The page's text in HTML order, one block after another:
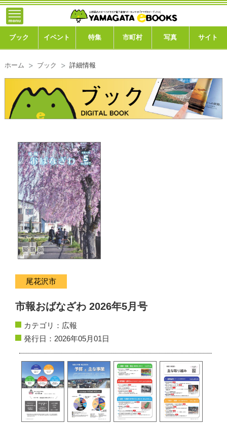
ブック イベント 特集 市町村 写真 サイト
ホーム ブック 詳細情報
尾花沢市
市報おばなざわ 2026年5月号
カテゴリ： 広報
発行日：2026年05月01日
トップ
ブック
市町村
このサイトについて
運営会社
ご利用ガイド
よくある質問
サイトマップ
個人情報保護方針
動作環境
リンク集
}; -->